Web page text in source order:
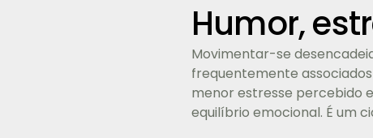
Humor,
Movimentar-se
frequentemente
menor estresse percebido
equilíbrio emocional. É um